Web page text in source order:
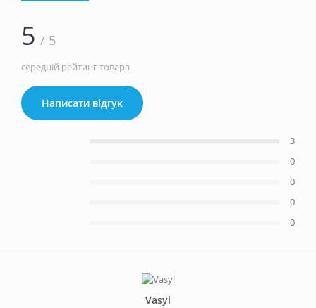
5 / 5
середній рейтинг товара
Написати відгук
3
0
0
0
0
Vasyl